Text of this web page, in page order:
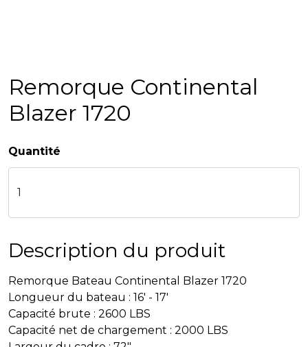
Remorque Continental
Blazer 1720
Quantité
Description du produit
Remorque Bateau Continental Blazer 1720
Longueur du bateau : 16' - 17'
Capacité brute : 2600 LBS
Capacité net de chargement : 2000 LBS